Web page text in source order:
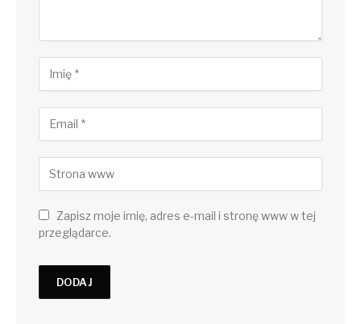
Zapisz moje imię, adres e-mail i stronę www w tej
przeglądarce.